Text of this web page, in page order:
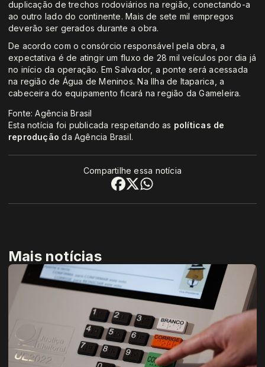
duplicação de trechos rodoviários na região, conectando-a
ao outro lado do continente. Mais de sete mil empregos
deverão ser gerados durante a obra.
De acordo com o consórcio responsável pela obra, a
expectativa é de atingir um fluxo de 28 mil veículos por dia já
no início da operação. Em Salvador, a ponte será acessada
na região de Água de Meninos. Na Ilha de Itaparica, a
cabeceira do equipamento ficará na região da Gameleira.
Fonte: Agência Brasil
Esta notícia foi publicada respeitando as políticas de
reprodução da Agência Brasil.
Compartilhe essa notícia
Mais notícias